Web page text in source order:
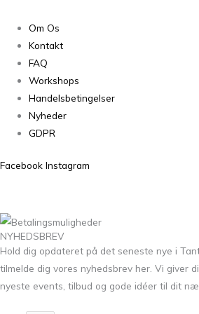
Om Os
Kontakt
FAQ
Workshops
Handelsbetingelser
Nyheder
GDPR
Facebook Instagram
NYHEDSBREV
Hold dig opdateret på det seneste nye i
tilmelde dig vores nyhedsbrev her. Vi giver
nyeste events, tilbud og gode idéer til dit